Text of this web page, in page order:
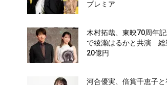
プレミア
木村拓哉、東映70周年
で綾瀬はるかと共演 総
20億円
河合優実、倍賞千恵子